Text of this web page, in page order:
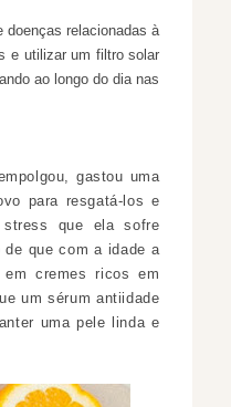
relacionadas à
e utilizar um filtro solar
ao longo do dia nas
gastou uma
para resgatá-los e
que ela sofre
que com a idade a
cremes ricos em
um sérum antiidade
uma pele linda e